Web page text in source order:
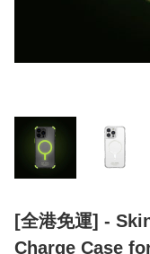
[全港免運] -
Charge Case